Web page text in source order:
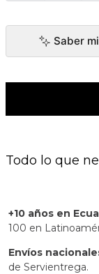
Saber
Todo lo que
+10 años en
100 en
Envíos
de Servientrega.